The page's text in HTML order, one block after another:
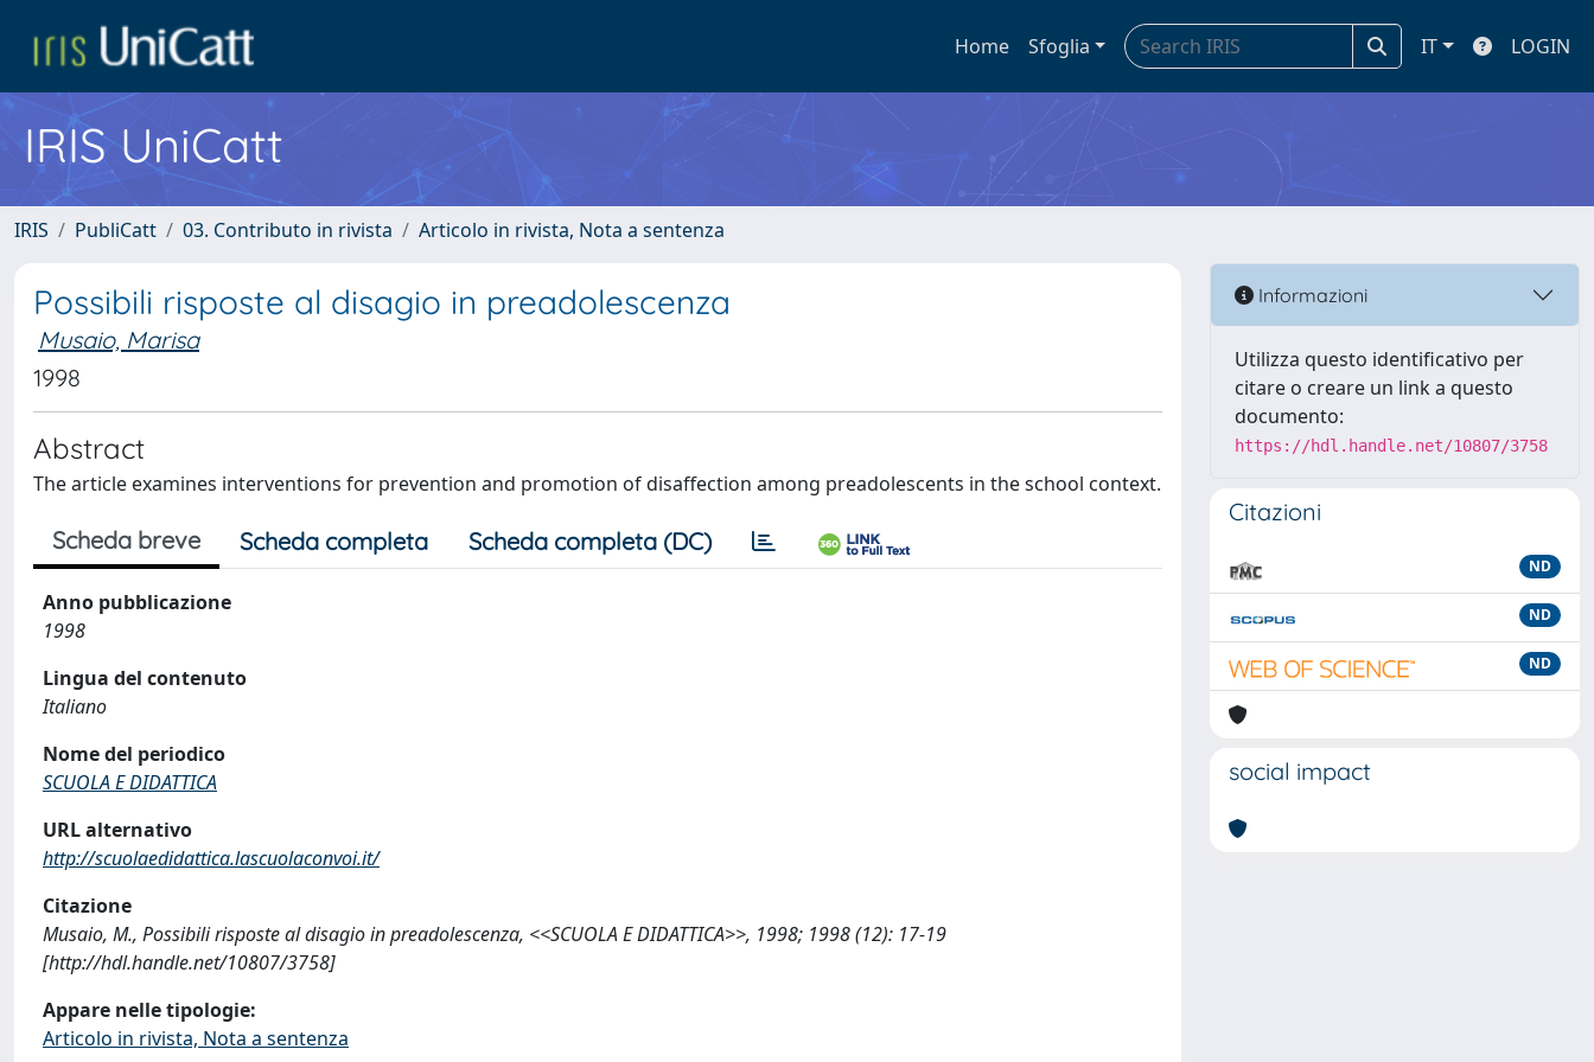
Home Sfoglia IT LOGIN
IRIS UniCatt
IRIS PubliCatt 03. Contributo in rivista Articolo in rivista, Nota a sentenza
Possibili risposte al disagio in preadolescenza
Musaio, Marisa
1998
Abstract
The article examines interventions for prevention and promotion of disaffection among preadolescents in the school context.
Scheda breve Scheda completa Scheda completa (DC)
Anno pubblicazione
1998
Lingua del contenuto
Italiano
Nome del periodico
SCUOLA E DIDATTICA
URL alternativo
http://scuolaedidattica.lascuolaconvoi.it/
Citazione
Musaio, M., Possibili risposte al disagio in preadolescenza, <<SCUOLA E DIDATTICA>>, 1998; 1998 (12): 17-19
[http://hdl.handle.net/10807/3758]
Appare nelle tipologie:
Articolo in rivista, Nota a sentenza
Informazioni
Utilizza questo identificativo per
citare o creare un link a questo
documento:
https://hdl.handle.net/10807/3758
Citazioni
ND
ND
ND
social impact